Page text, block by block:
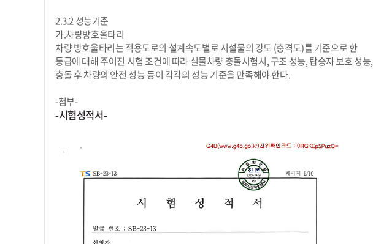
2.3.2 성능기준
가.차량방호울타리
차량 방호울타리는 적용도로의 설계속도별로 시설물의 강도 (충격도)를 기준으로 한
등급에 대해 주어진 시험 조건에 따라 실물차량 충돌시험시, 구조 성능, 탑승자 보호 성능,
충돌 후 차량의 안전 성능 등이 각각의 성능 기준을 만족해야 한다.
-첨부-
-시험성적서-